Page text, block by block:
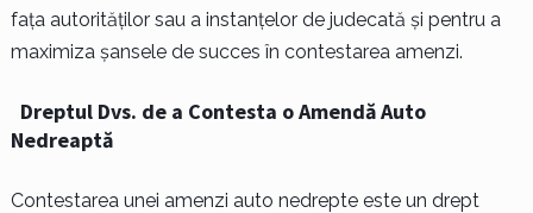
fața autorităților sau a instanțelor de judecată și pentru a
maximiza șansele de succes în contestarea amenzi.
Dreptul Dvs. de a Contesta o Amendă Auto
Nedreaptă
Contestarea unei amenzi auto nedrepte este un drept